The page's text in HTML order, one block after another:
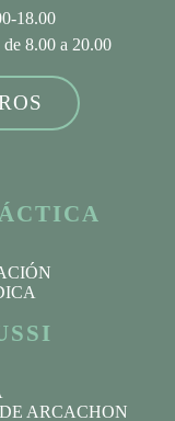
18.00
8.00 a 20.00
ARCACHON